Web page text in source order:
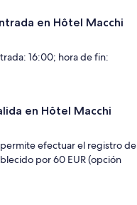
en Hôtel Macchi
16:00; hora de fin:
en Hôtel Macchi
permite efectuar el registro de
por 60 EUR (opción